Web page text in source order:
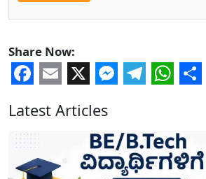
Share Now:
Latest Articles